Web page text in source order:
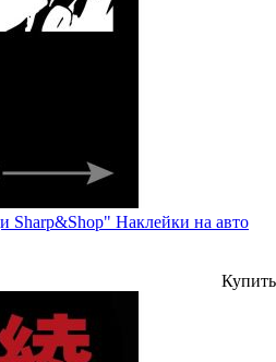
Sharp&Shop" Наклейки на авто
Купить